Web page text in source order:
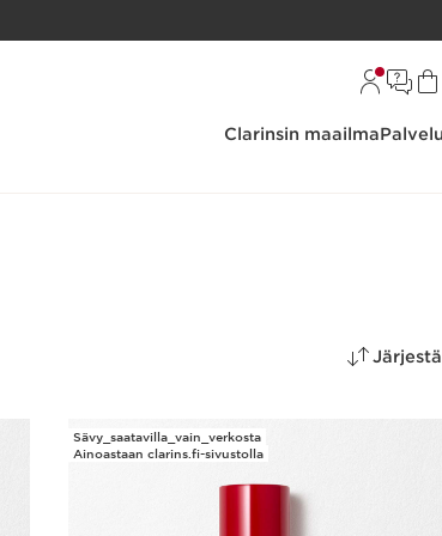
Clarinsin maailma
Järjestä
Sävy_saatavilla_vain_verkosta
Ainoastaan clarins.fi-sivustolla